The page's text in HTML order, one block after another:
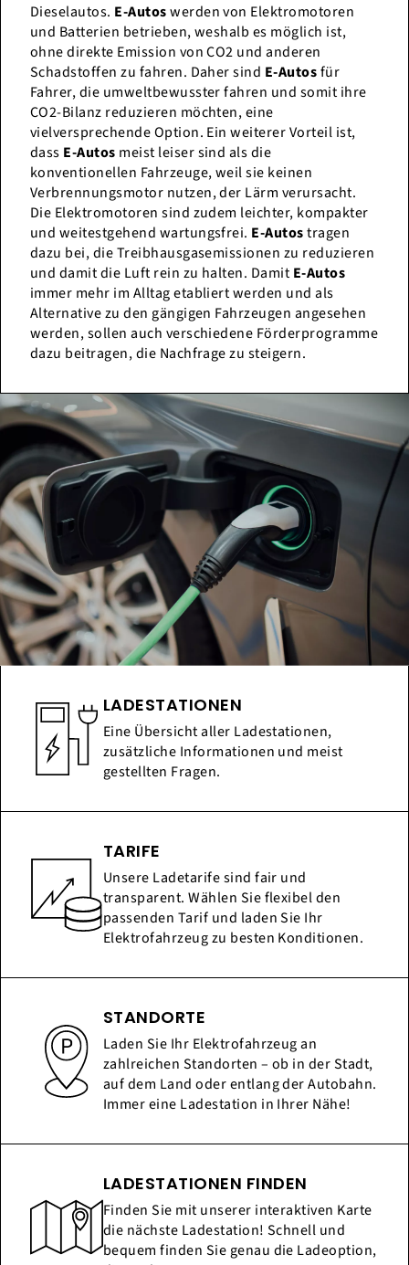
Dieselautos. E-Autoswerden von Elektromotoren
und Batterien betrieben, weshalb es möglich ist,
ohne direkte Emission von CO2 und anderen
Schadstoffen zu fahren. Daher sind E-Autosfür
Fahrer, die umweltbewusster fahren und somit ihre
CO2-Bilanz reduzieren möchten, eine
vielversprechende Option. Ein weiterer Vorteil ist,
dass E-Autos meist leiser sind als die
konventionellen Fahrzeuge, weil sie keinen
Verbrennungsmotor nutzen, der Lärm verursacht.
Die Elektromotoren sind zudem leichter, kompakter
und weitestgehend wartungsfrei. E-Autostragen
dazu bei, die Treibhausgasemissionen zu reduzieren
und damit die Luft rein zu halten. Damit E-Autos
immer mehr im Alltag etabliert werden und als
Alternative zu den gängigen Fahrzeugen angesehen
werden, sollen auch verschiedene Förderprogramme
dazu beitragen, die Nachfrage zu steigern.
LADESTATIONEN
Eine Übersicht aller Ladestationen,
zusätzliche Informationen und meist
gestellten Fragen.
TARIFE
Unsere Ladetarife sind fair und
transparent. Wählen Sie flexibel den
passenden Tarif und laden Sie Ihr
Elektrofahrzeug zu besten Konditionen.
STANDORTE
Laden Sie Ihr Elektrofahrzeug an
zahlreichen Standorten – ob in der Stadt,
auf dem Land oder entlang der Autobahn.
Immer eine Ladestation in Ihrer Nähe!
LADESTATIONEN FINDEN
Finden Sie mit unserer interaktiven Karte
die nächste Ladestation! Schnell und
bequem finden Sie genau die Ladeoption,